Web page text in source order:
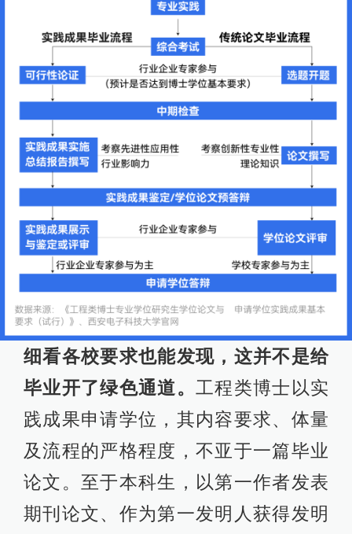
细看各校要求也能发现，这并不是给
毕业开了绿色通道。工程类博士以实
践成果申请学位，其内容要求、体量
及流程的严格程度，不亚于一篇毕业
论文。至于本科生，以第一作者发表
期刊论文、作为第一发明人获得发明